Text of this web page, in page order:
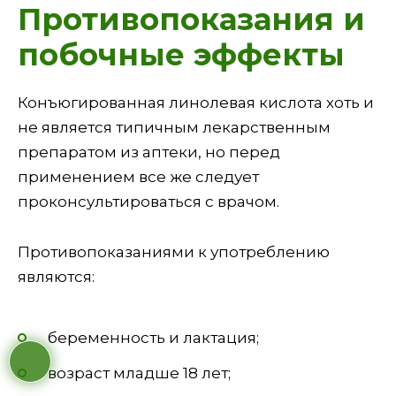
Противопоказания и
побочные эффекты
Конъюгированная линолевая кислота хоть и
не является типичным лекарственным
препаратом из аптеки, но перед
применением все же следует
проконсультироваться с врачом.
Противопоказаниями к употреблению
являются:
беременность и лактация;
возраст младше 18 лет;